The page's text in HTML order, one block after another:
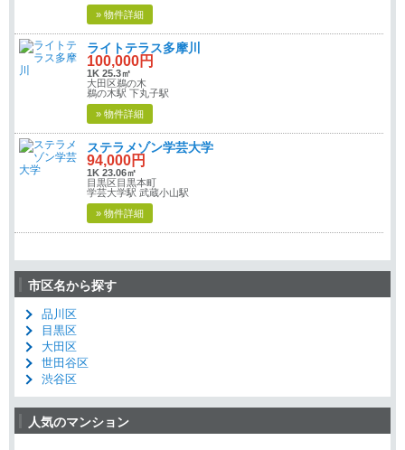
» 物件詳細
ライトテラス多摩川
100,000円
1K 25.3㎡
大田区鵜の木
鵜の木駅 下丸子駅
» 物件詳細
ステラメゾン学芸大学
94,000円
1K 23.06㎡
目黒区目黒本町
学芸大学駅 武蔵小山駅
» 物件詳細
市区名から探す
品川区
目黒区
大田区
世田谷区
渋谷区
人気のマンション